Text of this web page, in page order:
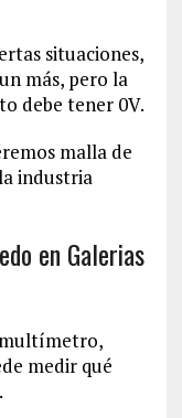
situaciones,
más, pero la
debe tener 0V.
malla de
industria
en Galerias
medir qué